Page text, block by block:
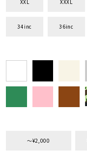
S
34inc
XXL XXXL
34inc 36inc
〜¥2,000